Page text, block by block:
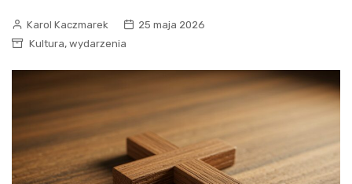
Karol Kaczmarek
25 maja 2026
Kultura, wydarzenia